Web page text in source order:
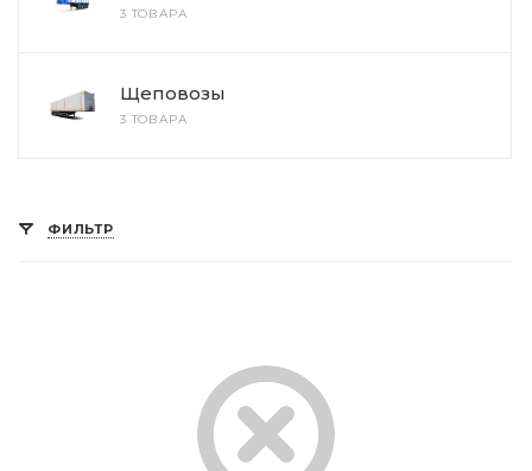
3 ТОВАРА
Щеповозы
3 ТОВАРА
ФИЛЬТР